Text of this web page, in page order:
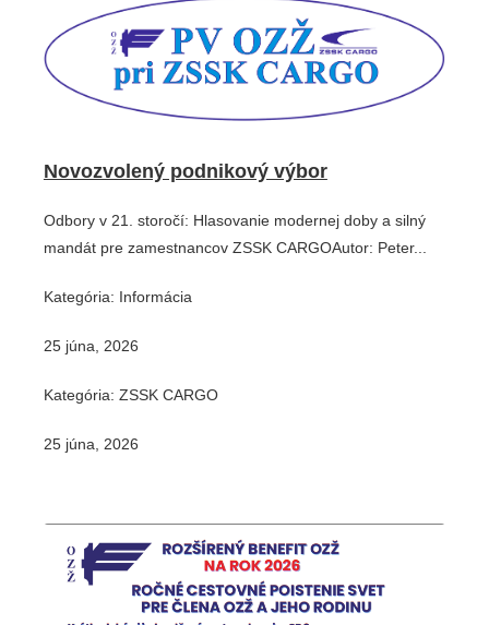
Novozvolený podnikový výbor
Odbory v 21. storočí: Hlasovanie modernej doby a silný
mandát pre zamestnancov ZSSK CARGOAutor: Peter...
Kategória: Informácia
25 júna, 2026
Kategória: ZSSK CARGO
25 júna, 2026